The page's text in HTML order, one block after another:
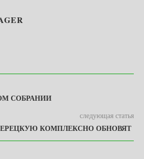
СОБРАНИИ
следующая статья
КОМПЛЕКСНО ОБНОВЯТ